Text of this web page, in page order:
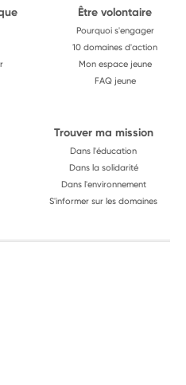
Être volontaire
Pourquoi s'engager
10 domaines d'action
Mon espace jeune
FAQ jeune
Trouver ma mission
Dans l'éducation
Dans la solidarité
Dans l'environnement
S'informer sur les domaines